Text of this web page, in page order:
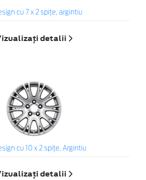
cu 7 x 2 spiţe, argintiu
detalii
cu 10 x 2 spiţe, Argintiu
detalii